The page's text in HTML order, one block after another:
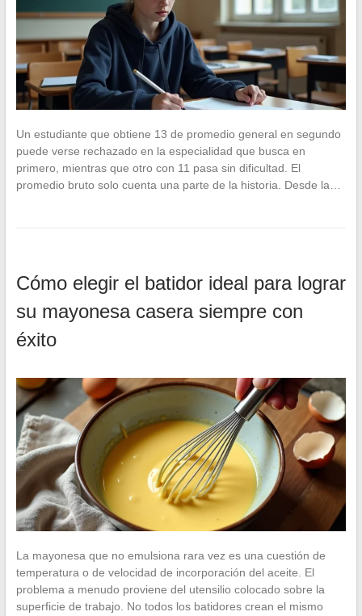
Un estudiante que obtiene 13 de promedio general en segundo
puede verse rechazado en la especialidad que busca en
primero, mientras que otro con 11 pasa sin dificultad. El
promedio bruto solo cuenta una parte de la historia. Desde la…
Cómo elegir el batidor ideal para lograr
su mayonesa casera siempre con
éxito
La mayonesa que no emulsiona rara vez es una cuestión de
temperatura o de velocidad de incorporación del aceite. El
problema a menudo proviene del utensilio colocado sobre la
superficie de trabajo. No todos los batidores crean el mismo